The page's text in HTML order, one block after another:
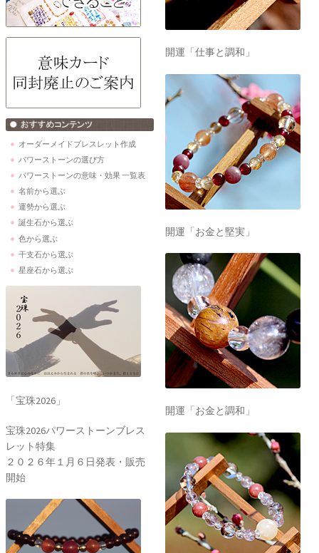
オーダーメイドブレスレット作成
パワーストーンの選び方
パワーストーンの意味・効果 一覧表
名前から選ぶ
運勢から選ぶ
誕生石から選ぶ
色から選ぶ
干支石から選ぶ
星座石から選ぶ
「宝珠2026」
宝珠2026パワーストーンブレス
レット特集
２０２６年１月６日発表・販売
開始
開運「仕事と調和」
開運「お金と堅実」
開運「お金と調和」